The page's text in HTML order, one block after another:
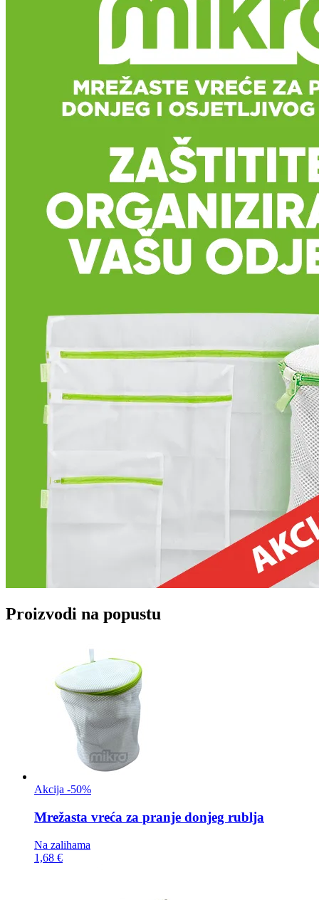
Proizvodi na popustu
Akcija -50%
Mrežasta vreća za pranje donjeg rublja
Na zalihama
1,68 €